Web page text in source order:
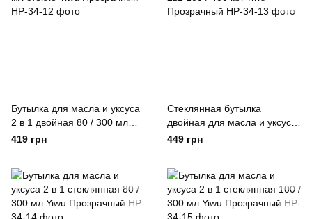
Бутылка для масла и уксуса
2 в 1 двойная 80 / 300 мл
стекло Yiwu Прозрачный
419 грн
Стеклянная бутылка
двойная для масла и уксуса
2в1 100 / 400 мл Yiwu
449 грн